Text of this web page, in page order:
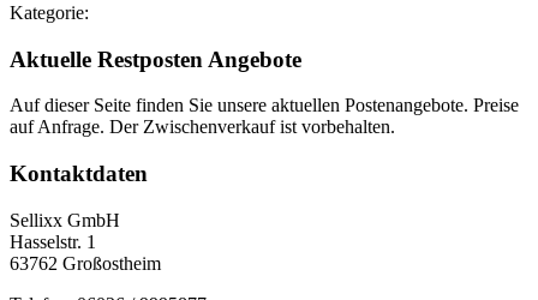
Kategorie:
Aktuelle Restposten Angebote
Auf dieser Seite finden Sie unsere aktuellen Postenangebote. Preise
auf Anfrage. Der Zwischenverkauf ist vorbehalten.
Kontaktdaten
Sellixx GmbH
Hasselstr. 1
63762 Großostheim